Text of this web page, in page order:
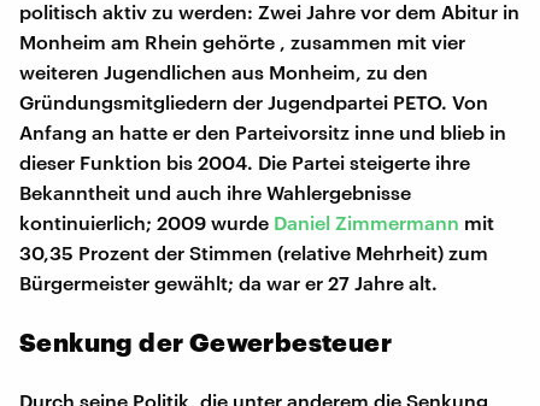
politisch aktiv zu werden: Zwei Jahre vor dem Abitur in
Monheim am Rhein gehörte , zusammen mit vier
weiteren Jugendlichen aus Monheim, zu den
Gründungsmitgliedern der Jugendpartei PETO. Von
Anfang an hatte er den Parteivorsitz inne und blieb in
dieser Funktion bis 2004. Die Partei steigerte ihre
Bekanntheit und auch ihre Wahlergebnisse
kontinuierlich; 2009 wurde Daniel Zimmermann mit
30,35 Prozent der Stimmen (relative Mehrheit) zum
Bürgermeister gewählt; da war er 27 Jahre alt.
Senkung der Gewerbesteuer
Durch seine Politik, die unter anderem die Senkung